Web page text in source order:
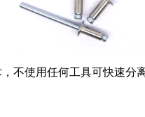
，不使用任何工具可快速